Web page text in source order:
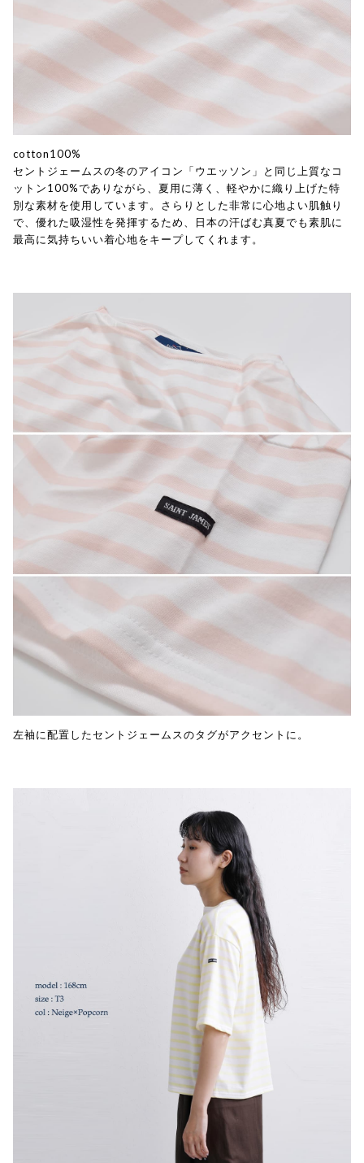
cotton100%
セントジェームスの冬のアイコン「ウエッソン」と同じ上質なコ
ットン100%でありながら、夏用に薄く、軽やかに織り上げた特
別な素材を使用しています。さらりとした非常に心地よい肌触り
で、優れた吸湿性を発揮するため、日本の汗ばむ真夏でも素肌に
最高に気持ちいい着心地をキープしてくれます。
左袖に配置したセントジェームスのタグがアクセントに。